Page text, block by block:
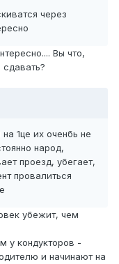
через
Вы что,
1це их оченбь не
народ,
проезд, убегает,
провалиться
убежит, чем
у кондукторов -
и начинают на